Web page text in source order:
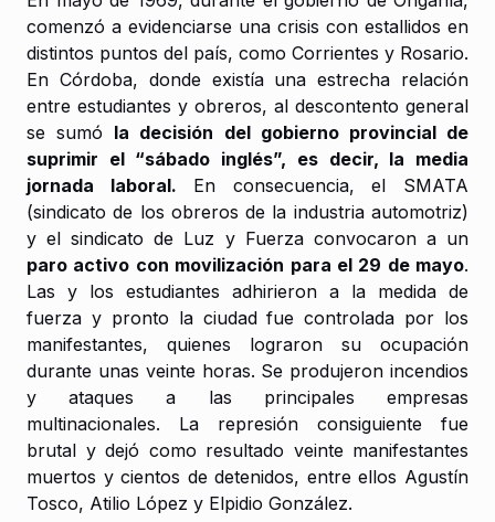
comenzó a evidenciarse una crisis con estallidos en
distintos puntos del país, como Corrientes y Rosario.
En Córdoba, donde existía una estrecha relación
entre estudiantes y obreros, al descontento general
se sumó la decisión del gobierno provincial de
suprimir el “sábado inglés”, es decir, la media
jornada laboral. En consecuencia, el SMATA
(sindicato de los obreros de la industria automotriz)
y el sindicato de Luz y Fuerza convocaron a un
paro activo con movilización para el 29 de mayo.
Las y los estudiantes adhirieron a la medida de
fuerza y pronto la ciudad fue controlada por los
manifestantes, quienes lograron su ocupación
durante unas veinte horas. Se produjeron incendios
y ataques a las principales empresas
multinacionales. La represión consiguiente fue
brutal y dejó como resultado veinte manifestantes
muertos y cientos de detenidos, entre ellos Agustín
Tosco, Atilio López y Elpidio González.